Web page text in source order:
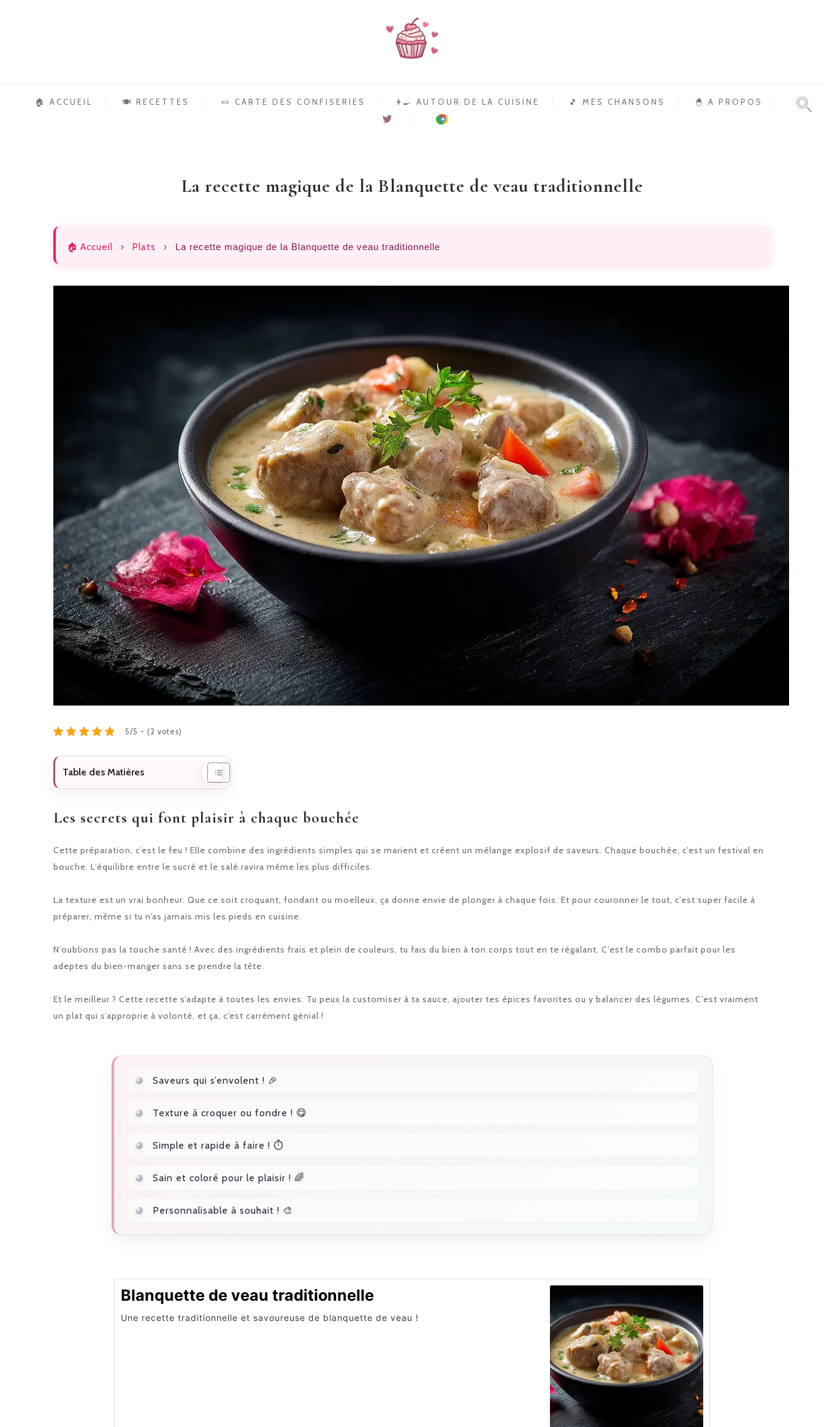
🏠 ACCUEIL 🍽️ RECETTES 🍬 CARTE DES CONFISERIES 👩‍🍳 AUTOUR DE LA CUISINE 🎵 MES CHANSONS
🐣 A PROPOS
Suivre
TonBonbon
Installer
l?
La recette magique de la Blanquette de veau traditionnelle
🏠 Accueil › Plats › La recette magique de la Blanquette de veau traditionnelle
5/5 - (2 votes)
Table des Matières
Les secrets qui font plaisir à chaque bouchée
Cette préparation, c’est le feu ! Elle combine des ingrédients simples qui se marient et créent un mélange explosif de saveurs. Chaque bouchée, c’est un festival en
bouche. L’équilibre entre le sucré et le salé ravira même les plus difficiles.
La texture est un vrai bonheur. Que ce soit croquant, fondant ou moelleux, ça donne envie de plonger à chaque fois. Et pour couronner le tout, c’est super facile à
préparer, même si tu n’as jamais mis les pieds en cuisine.
N’oublions pas la touche santé ! Avec des ingrédients frais et plein de couleurs, tu fais du bien à ton corps tout en te régalant. C’est le combo parfait pour les
adeptes du bien-manger sans se prendre la tête.
Et le meilleur ? Cette recette s’adapte à toutes les envies. Tu peux la customiser à ta sauce, ajouter tes épices favorites ou y balancer des légumes. C’est vraiment
un plat qui s’approprie à volonté, et ça, c’est carrément génial !
Saveurs qui s’envolent ! 🎉
Texture à croquer ou fondre ! 😋
Simple et rapide à faire ! ⏱️
Sain et coloré pour le plaisir ! 🌈
Personnalisable à souhait ! 🎨
Blanquette de veau traditionnelle
Une recette traditionnelle et savoureuse de blanquette de veau !